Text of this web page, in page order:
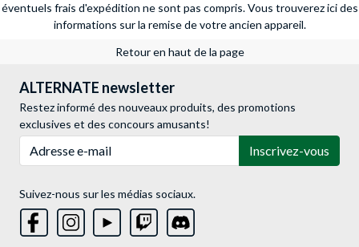
éventuels frais d'expédition ne sont pas compris. Vous trouverez ici des
informations sur la remise de votre ancien appareil.
Retour en haut de la page
ALTERNATE newsletter
Restez informé des nouveaux produits, des promotions
exclusives et des concours amusants!
Inscrivez-vous
Suivez-nous sur les médias sociaux.